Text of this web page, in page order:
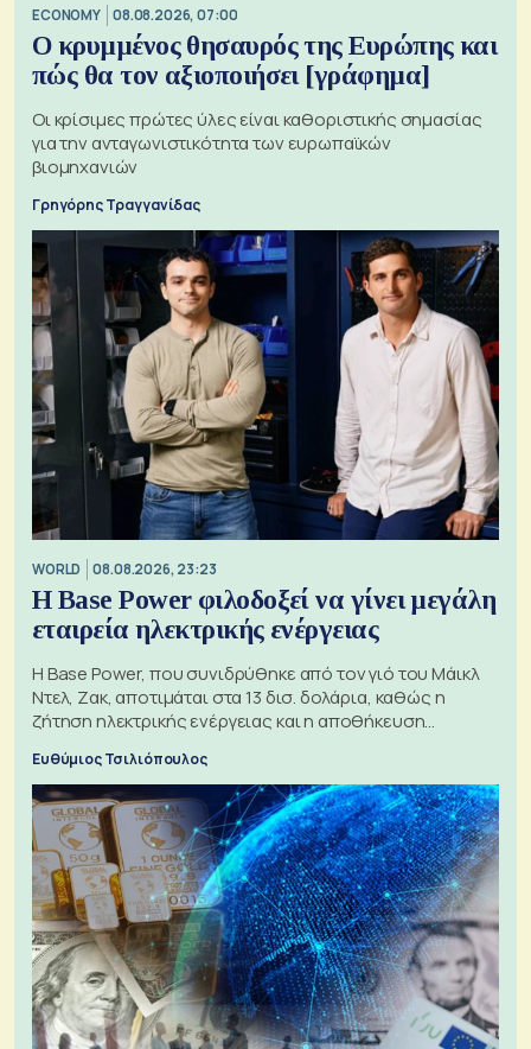
ECONOMY 08.08.2026, 07:00
Ο κρυμμένος θησαυρός της Ευρώπης και
πώς θα τον αξιοποιήσει [γράφημα]
Οι κρίσιμες πρώτες ύλες είναι καθοριστικής σημασίας
για την ανταγωνιστικότητα των ευρωπαϊκών
βιομηχανιών
Γρηγόρης Τραγγανίδας
WORLD 08.08.2026, 23:23
Η Base Power φιλοδοξεί να γίνει μεγάλη
εταιρεία ηλεκτρικής ενέργειας
Η Base Power, που συνιδρύθηκε από τον γιό του Μάικλ
Ντελ, Ζακ, αποτιμάται στα 13 δισ. δολάρια, καθώς η
ζήτηση ηλεκτρικής ενέργειας και η αποθήκευση
μπαταριών αυξάνονται
Ευθύμιος Τσιλιόπουλος